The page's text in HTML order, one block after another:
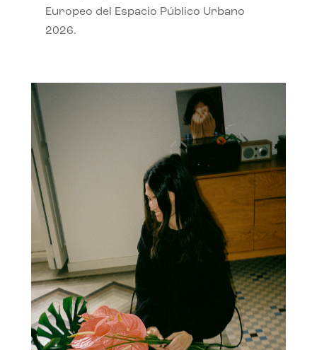
Europeo del Espacio Público Urbano
2026.